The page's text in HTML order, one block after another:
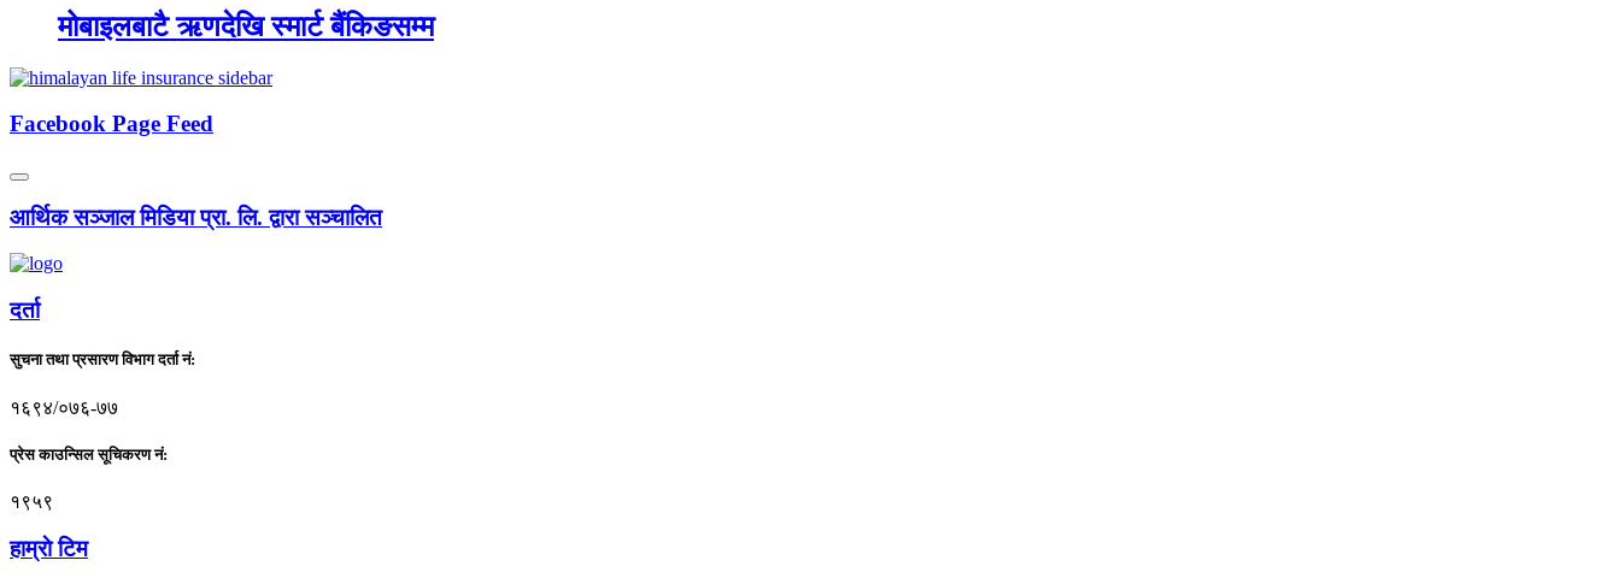
मोबाइलबाटै ऋणदेखि स्मार्ट बैंकिङसम्म
Facebook Page Feed
आर्थिक सञ्जाल मिडिया प्रा. लि. द्वारा सञ्चालित
दर्ता
सुचना तथा प्रसारण विभाग दर्ता नं:
१६९४/०७६-७७
प्रेस काउन्सिल सूचिकरण नं:
१९५९
हाम्राे टिम